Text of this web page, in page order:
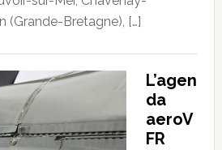
(Grande-Bretagne), […]
L’agen
da
aeroV
FR